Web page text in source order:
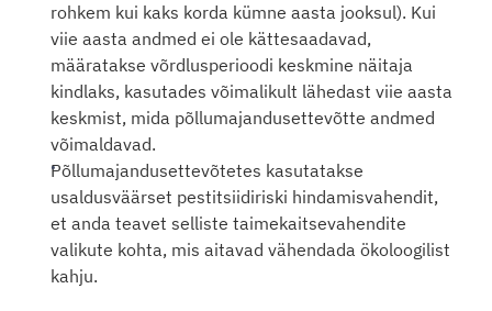
rohkem kui kaks korda kümne aasta jooksul). Kui
viie aasta andmed ei ole kättesaadavad,
määratakse võrdlusperioodi keskmine näitaja
kindlaks, kasutades võimalikult lähedast viie aasta
keskmist, mida põllumajandusettevõtte andmed
võimaldavad.
Põllumajandusettevõtetes kasutatakse
usaldusväärset pestitsiidiriski hindamisvahendit,
et anda teavet selliste taimekaitsevahendite
valikute kohta, mis aitavad vähendada ökoloogilist
kahju.